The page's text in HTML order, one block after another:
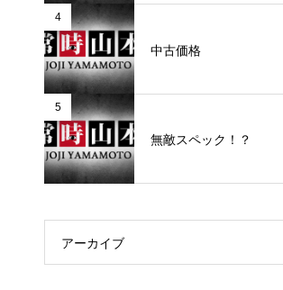
4
中古価格
5
無敵スペック！？
アーカイブ